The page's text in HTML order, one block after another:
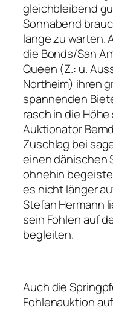
gleichbleibend
Sonnabend
lange zu warten.
die Bonds/San
Queen (Z.: u.
Northeim) ihren
spannenden
rasch in die
Auktionator
Zuschlag bei
einen dänischen
ohnehin
es nicht länger
Stefan Hermann
sein Fohlen auf
begleiten.
Auch die
Fohlenauktion